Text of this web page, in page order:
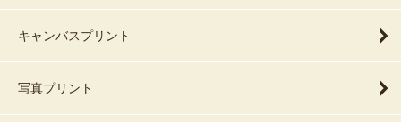
キャンバスプリント
写真プリント